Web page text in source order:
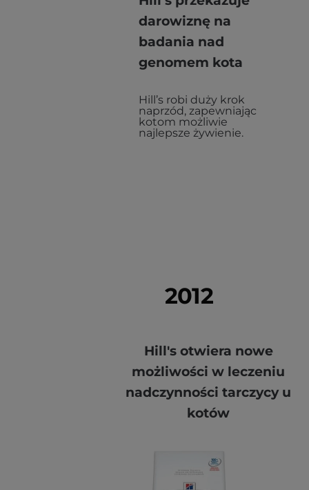
darowiznę na
badania nad
genomem kota
Hill’s robi duży krok
naprzód, zapewniając
kotom możliwie
najlepsze żywienie.
2012
Hill's otwiera nowe
możliwości w leczeniu
nadczynności tarczycy u
kotów